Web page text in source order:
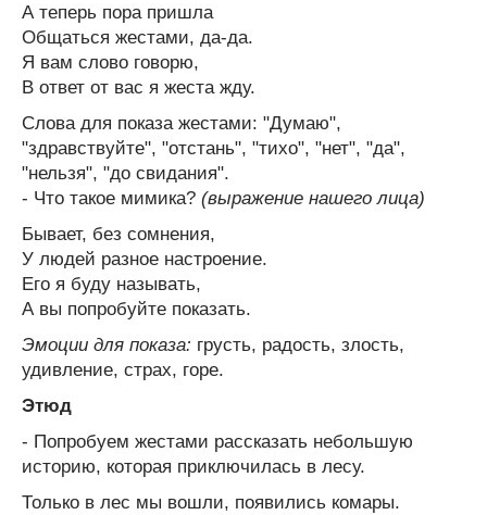
А теперь пора пришла
Общаться жестами, да-да.
Я вам слово говорю,
В ответ от вас я жеста жду.
Слова для показа жестами: "Думаю",
"здравствуйте", "отстань", "тихо", "нет", "да",
"нельзя", "до свидания".
- Что такое мимика? (выражение нашего лица)
Бывает, без сомнения,
У людей разное настроение.
Его я буду называть,
А вы попробуйте показать.
Эмоции для показа: грусть, радость, злость,
удивление, страх, горе.
Этюд
- Попробуем жестами рассказать небольшую
историю, которая приключилась в лесу.
Только в лес мы вошли, появились комары.